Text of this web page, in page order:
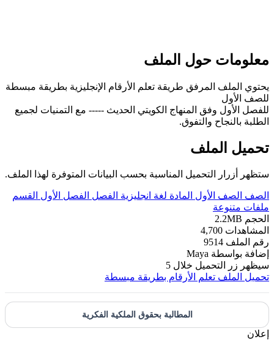
معلومات حول الملف
يحتوي الملف المرفق طريقة تعلم الأرقام الإنجليزية بطريقة مبسطة
للصف الأول
للفصل الأول وفق المنهاج الكويتي الحديث ----- مع التمنيات لجميع
الطلبة بالنجاح والتفوق.
تحميل الملف
ستظهر أزرار التحميل المناسبة بحسب البيانات المتوفرة لهذا الملف.
الصف الصف الأول المادة لغة انجليزية الفصل الفصل الأول
القسم
ملفات متنوعة
الحجم 2.2MB
المشاهدات 4,700
رقم الملف 9514
إضافة بواسطة Maya
سيظهر زر التحميل خلال 5
تحميل الملف تعلم الأرقام بطريقة مبسطة
المطالبة بحقوق الملكية الفكرية
إعلان